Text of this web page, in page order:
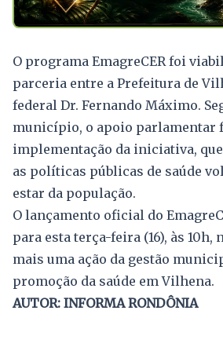
O programa EmagreCER foi
parceria entre a Prefeitura de
federal Dr. Fernando Máximo.
município, o apoio parlamentar
implementação da iniciativa,
as políticas públicas de saúde
estar da população.
O lançamento oficial do
para esta terça-feira (16), às 10h,
mais uma ação da gestão
promoção da saúde em Vilhena.
AUTOR: INFORMA RONDÔNIA